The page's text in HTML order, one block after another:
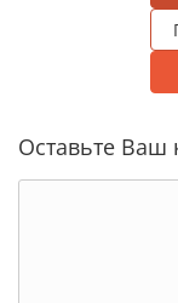
Оставьте Ваш